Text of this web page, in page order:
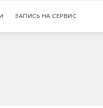
(383) 335-77-99
ЗАПИСЬ НА СЕРВИС